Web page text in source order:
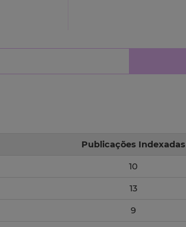
Publicações Indexadas
10
13
9